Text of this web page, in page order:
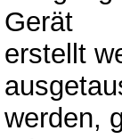
Gerät
erstellt
werden,